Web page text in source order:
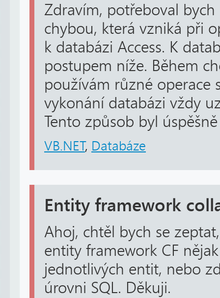
Zdravím, potřeboval
chybou, která vzniká při
k databázi Access. K
postupem níže. Během
používám různé operace
vykonání databázi vždy
Tento způsob byl
VB.NET, Databáze
Entity framework
Ahoj, chtěl bych se
entity framework CF
jednotlivých entit, nebo
úrovni SQL. Děkuji.